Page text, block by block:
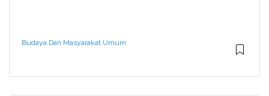
Budaya Dan Masyarakat Umum